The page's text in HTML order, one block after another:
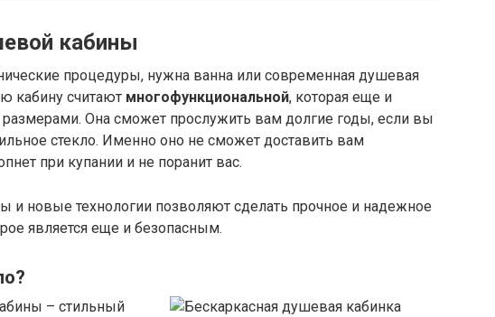
кабины
процедуры, нужна ванна или современная душевая
кабину считают многофункциональной, которая еще и
Она сможет прослужить вам долгие годы, если вы
стекло. Именно оно не сможет доставить вам
при купании и не поранит вас.
и новые технологии позволяют сделать прочное и надежное
является еще и безопасным.
– стильный